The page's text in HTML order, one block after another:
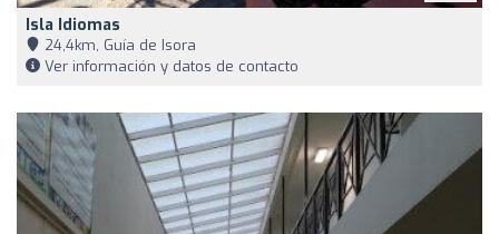
Isla Idiomas
24,4km, Guía de Isora
Ver información y datos de contacto